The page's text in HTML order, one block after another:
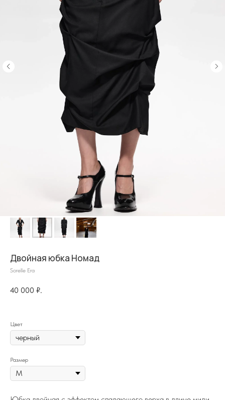
Двойная юбка Номад
Sorelle Era
40 000 ₽.
Размер
Цвет
на главную